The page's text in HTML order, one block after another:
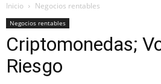
Inicio Negocios rentables
Negocios rentables
Criptomonedas;
Riesgo